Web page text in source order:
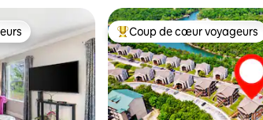
les plus appréciés Coups de cœur voyageurs
Coup de cœur voyageurs